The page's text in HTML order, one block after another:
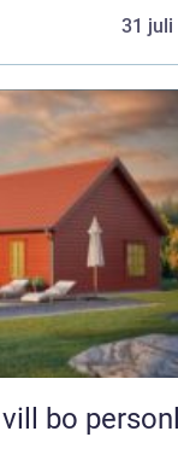
31 juli
bo